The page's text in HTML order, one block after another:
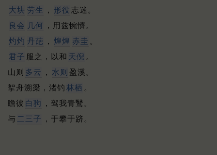
大块 劳生 ， 形役 志迷。
良会 几何
，用兹惋懠。
灼灼 丹葩 ， 煌煌 赤圭 。
君子 服之，以和 天倪 。
山则 多云 ， 水则 盈溪。
挐舟溯梁，渚钓 林栖 。
瞻彼 白驹
，驾我青鹥。
与 二三子 ，于攀于跻。